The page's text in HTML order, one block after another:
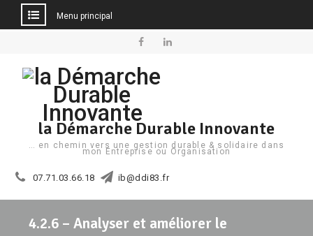
contenu
Menu principal
la Démarche Durable Innovante
… en chemin vers une gestion durable & solidaire dans
mon Entreprise ou Organisation
07.71.03.66.18 ib@ddi83.fr
4.2.6 – Analyser et améliorer le